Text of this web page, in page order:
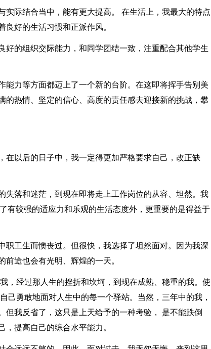
际结合当中，能有更大提高。 在生活上，我最大的特点
好的生活习惯和正派作风。
的组织交际能力，和同学团结一致，注重配合其他学生
力等方面都迈上了一个新的台阶。在这即将挥手告别美
热情、坚定的信心、高度的责任感去迎接新的挑战，攀
在以后的日子中，我一定得更加严格要求自己，改正缺
失落和迷茫，到现在即将走上工作岗位的从容、坦然。我
有较强的适应力和乐观的生活态度外，更重要的是得益于
工生而懊丧过。但很快，我选择了坦然面对。因为我深
途也会有光明、辉煌的一天。
，经过那人生的挫折和坎坷，到现在成熟、稳重的我。使
己勇敢地面对人生中的每一个驿站。当然，三年中的我，
我反省了，这只是上天给予的一种考验， 是不能跌倒
提高自己的综合水平能力。